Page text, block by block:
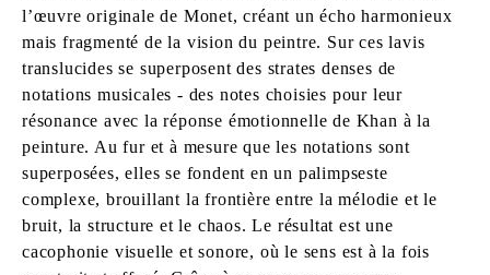
l’œuvre originale de Monet, créant un écho harmonieux
mais fragmenté de la vision du peintre. Sur ces lavis
translucides se superposent des strates denses de
notations musicales - des notes choisies pour leur
résonance avec la réponse émotionnelle de Khan à la
peinture. Au fur et à mesure que les notations sont
superposées, elles se fondent en un palimpseste
complexe, brouillant la frontière entre la mélodie et le
bruit, la structure et le chaos. Le résultat est une
cacophonie visuelle et sonore, où le sens est à la fois